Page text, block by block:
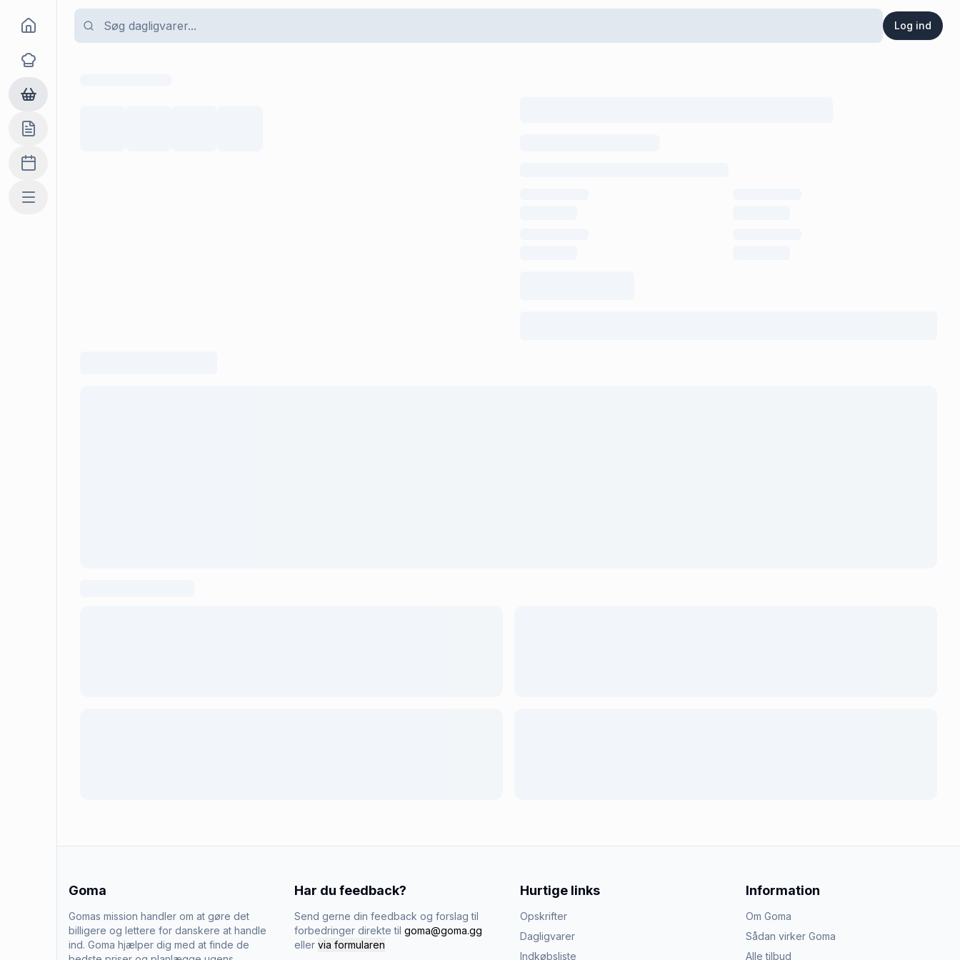
Log ind
Goma
Opskrifter
Dagligvarer
Indkøbslisten
Madplan
Mere
Goma
Gomas mission handler om at gøre det
billigere og lettere for danskere at handle
ind. Goma hjælper dig med at finde de
Har du feedback?
Send gerne din feedback og forslag til
forbedringer direkte til goma@goma.gg
eller via formularen
Hurtige links
Opskrifter
Dagligvarer
Indkøbsliste
Information
Om Goma
Sådan virker Goma
Alle tilbud